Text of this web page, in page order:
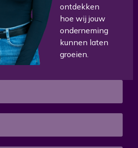
ontdekken
hoe wij jouw
onderneming
kunnen laten
groeien